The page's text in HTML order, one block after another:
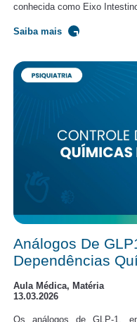
conhecida como Eixo
Saiba mais
Análogos De
Dependências
Aula Médica, Matéria
13.03.2026
Os análogos de GLP-1,